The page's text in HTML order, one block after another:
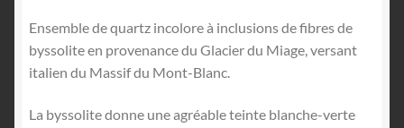
Ensemble de quartz incolore à inclusions de fibres de
byssolite en provenance du Glacier du Miage, versant
italien du Massif du Mont-Blanc.
La byssolite donne une agréable teinte blanche-verte